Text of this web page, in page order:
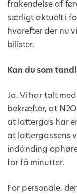
frakendelse af
særligt aktuelt i
hvorefter der nu
bilister.
Kan du som
Ja. Vi har talt
bekræfter, at
at lattergas har
at lattergassens
indånding
for få minutter.
For personale,